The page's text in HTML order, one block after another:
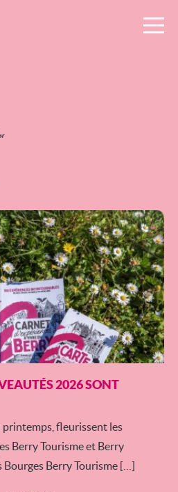
2026 SONT
printemps, fleurissent les
Berry Tourisme et Berry
Bourges Berry Tourisme […]